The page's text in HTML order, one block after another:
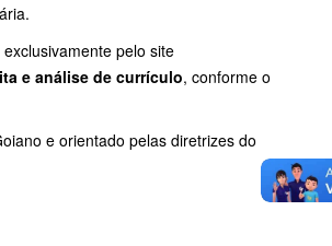
exclusivamente pelo site
e análise de currículo, conforme o
e orientado pelas diretrizes do